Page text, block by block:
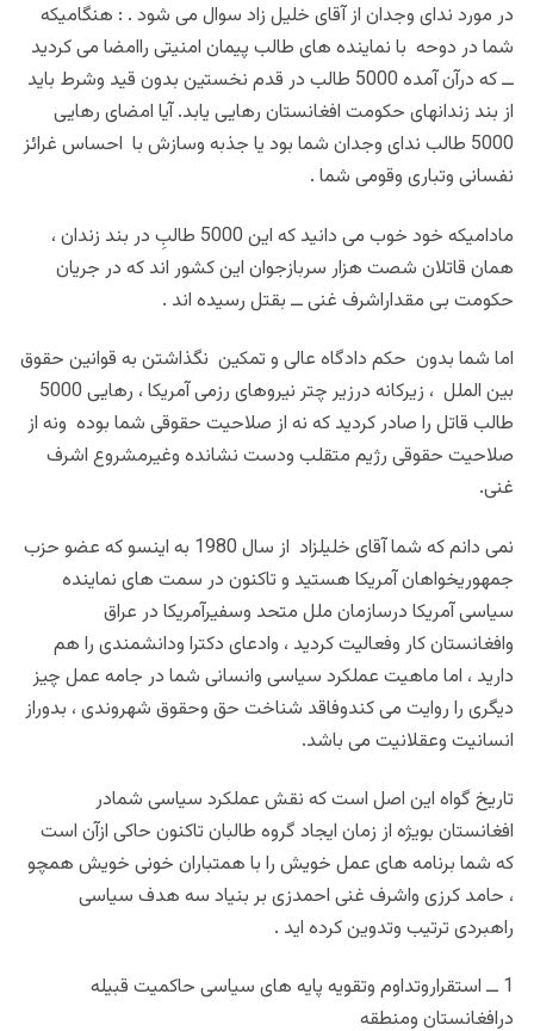
در مورد ندای وجدان از آقای خلیل زاد سوال می شود . : هنگامیکه
شما در دوحه با نماینده های طالب پیمان امنیتی راامضا می کردید
ــ که درآن آمده 5000 طالب در قدم نخستین بدون قید وشرط باید
از بند زندانهای حکومت افغانستان رهایی یابد. آیا امضای رهایی
5000 طالب ندای وجدان شما بود یا جذبه وسازش با احساس غرائز
نفسانی وتباری وقومی شما .
مادامیکه خود خوب می دانید که این 5000 طالبِ در بند زندان ،
همان قاتلان شصت هزار سربازجوان این کشور اند که در جریان
حکومت بی مقداراشرف غنی ــ بقتل رسیده اند .
اما شما بدون حکم دادگاه عالی و تمکین نگذاشتن به قوانین حقوق
بین الملل ، زیرکانه درزیر چتر نیروهای رزمی آمریکا ، رهایی 5000
طالب قاتل را صادر کردید که نه از صلاحیت حقوقی شما بوده ونه از
صلاحیت حقوقی رژیم متقلب ودست نشانده وغیرمشروع اشرف
غنی.
نمی دانم که شما آقای خلیلزاد از سال 1980 به اینسو که عضو حزب
جمهوریخواهان آمریکا هستید و تاکنون در سمت های نماینده
سیاسی آمریکا درسازمان ملل متحد وسفیرآمریکا در عراق
وافغانستان کار وفعالیت کردید ، وادعای دکترا ودانشمندی را هم
دارید ، اما ماهیت عملکرد سیاسی وانسانی شما در جامه عمل چیز
دیگری را روایت می کندوفاقد شناخت حق وحقوق شهروندی ، بدوراز
انسانیت وعقلانیت می باشد.
تاریخ گواه این اصل است که نقش عملکرد سیاسی شمادر
افغانستان بویژه از زمان ایجاد گروه طالبان تاکنون حاکی ازآن است
که شما برنامه های عمل خویش را با همتباران خونی خویش همچو
، حامد کرزی واشرف غنی احمدزی بر بنیاد سه هدف سیاسی
راهبردی ترتیب وتدوین کرده اید .
1 ــ استقراروتداوم وتقویه پایه های سیاسی حاکمیت قبیله
درافغانستان ومنطقه